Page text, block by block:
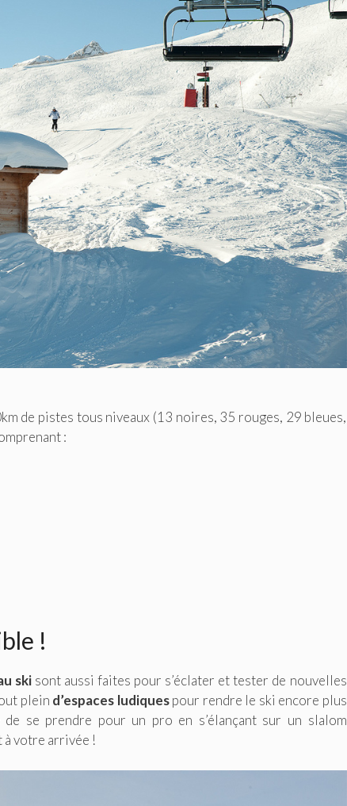
de pistes tous niveaux (13 noires, 35 rouges, 29 bleues,
:
!
ski sont aussi faites pour s’éclater et tester de nouvelles
plein d’espaces ludiquespour rendre le ski encore plus
se prendre pour un pro en s’élançant sur un slalom
à votre arrivée !